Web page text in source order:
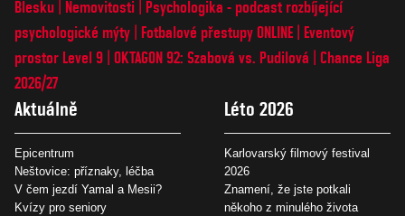
Blesku
Nemovitosti
Psychologika - podcast rozbíjející
psychologické mýty
Fotbalové přestupy ONLINE
Eventový
prostor Level 9 OKTAGON 92: Szabová vs. Pudilová
Chance Liga
2026/27
Aktuálně
Epicentrum
Neštovice: příznaky, léčba
V čem jezdí Yamal a Mesii?
Kvízy pro seniory
Léto 2026
Karlovarský filmový festival
2026
Znamení, že jste potkali
někoho z minulého života